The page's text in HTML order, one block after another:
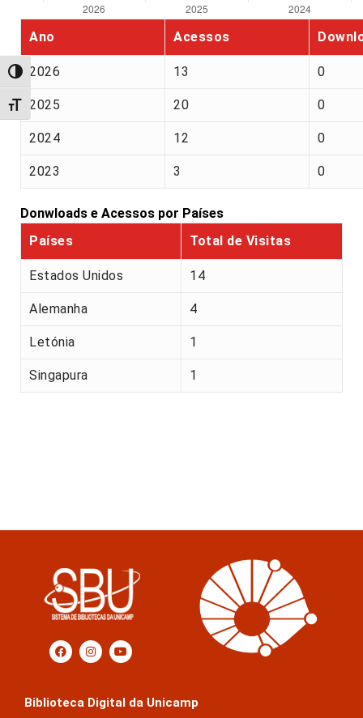
Alternar alto contraste
Alternar tamanho da fonte
Ano Acessos
2026 13 0
2025 20 0
2024 12 0
2023 3 0
Donwloads e Acessos por Países
Países
Total de Visitas
Estados Unidos 14
Alemanha 4
Letónia 1
Singapura 1
Biblioteca Digital da Unicamp